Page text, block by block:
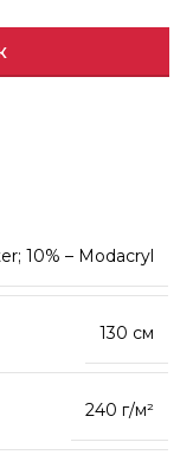
10% – Modacryl
130 см
240 г/м²